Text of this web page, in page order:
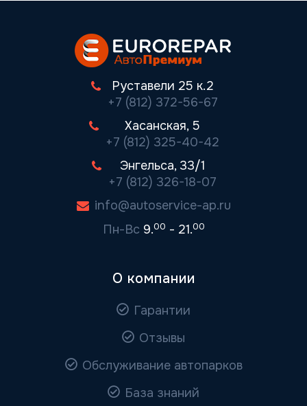
Руставели 25 к.2
+7 (812) 372-56-67
Хасанская, 5
+7 (812) 325-40-42
Энгельса, 33/1
+7 (812) 326-18-07
info@autoservice-ap.ru
Пн-Вс 9.00 - 21.00
О компании
Гарантии
Отзывы
Обслуживание автопарков
База знаний